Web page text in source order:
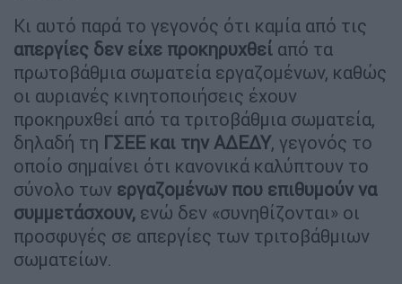
Κι αυτό παρά το γεγονός ότι καμία από τις
απεργίες δεν είχε προκηρυχθεί από τα
πρωτοβάθμια σωματεία εργαζομένων, καθώς
οι αυριανές κινητοποιήσεις έχουν
προκηρυχθεί από τα τριτοβάθμια σωματεία,
δηλαδή τη ΓΣΕΕ και την ΑΔΕΔΥ, γεγονός το
οποίο σημαίνει ότι κανονικά καλύπτουν το
σύνολο των εργαζομένων που επιθυμούν να
συμμετάσχουν, ενώ δεν «συνηθίζονται» οι
προσφυγές σε απεργίες των τριτοβάθμιων
σωματείων.